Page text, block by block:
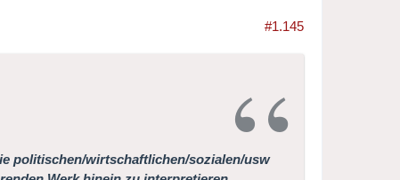
#1.145
politischen/wirtschaftlichen/sozialen/usw